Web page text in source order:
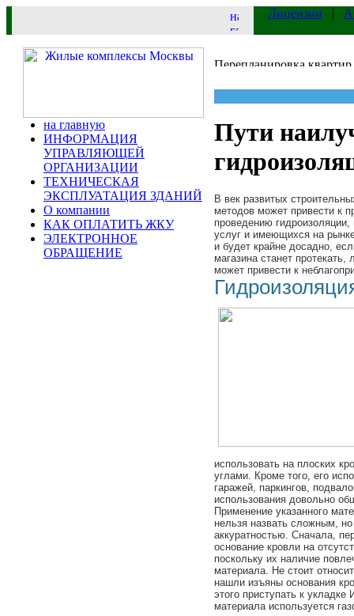
Лицензии |
на главную
ИНФОРМАЦИЯ
УПРАВЛЯЮЩЕЙ
ОРГАНИЗАЦИИ
ТЕХНИЧЕСКАЯ
ЭКСПЛУАТАЦИЯ ЗДАНИЙ
О компании
КАК ОПЛАТИТЬ ЖКУ
ЭЛЕКТРОННОЕ
ОБРАЩЕНИЕ
Пути
В век развитых
методов может привести к
проведению
услуг и имеющихся на
и будет крайне досадно,
магазина станет
может привести к
использовать на плоских
углами. Кроме того, его
гаражей, паркингов,
использования довольно
Применение указанного
нельзя назвать сложным,
аккуратностью. Сначала,
основание кровли на
поскольку их наличие
материала. Не стоит
нашли изъяны основания
этого приступать к
материала используется